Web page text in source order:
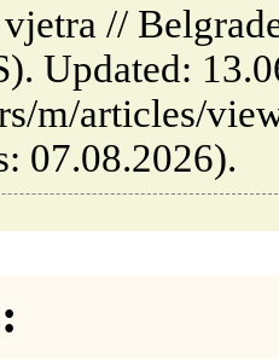
//
Updated:
m/articles/
07.08.2026).